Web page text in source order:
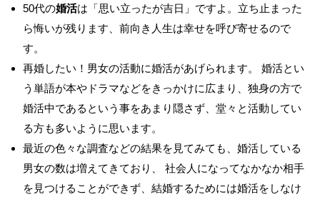
50代の婚活は「思い立ったが吉日」ですよ。立ち止まった
ら悔いが残ります、前向き人生は幸せを呼び寄せるので
す。
再婚したい！男女の活動に婚活があげられます。 婚活とい
う単語が本やドラマなどをきっかけに広まり、独身の方で
婚活中であるという事をあまり隠さず、堂々と活動してい
る方も多いように思います。
最近の色々な調査などの結果を見てみても、婚活している
男女の数は増えてきており、 社会人になってなかなか相手
を見つけることができず、結婚するためには婚活をしなけ